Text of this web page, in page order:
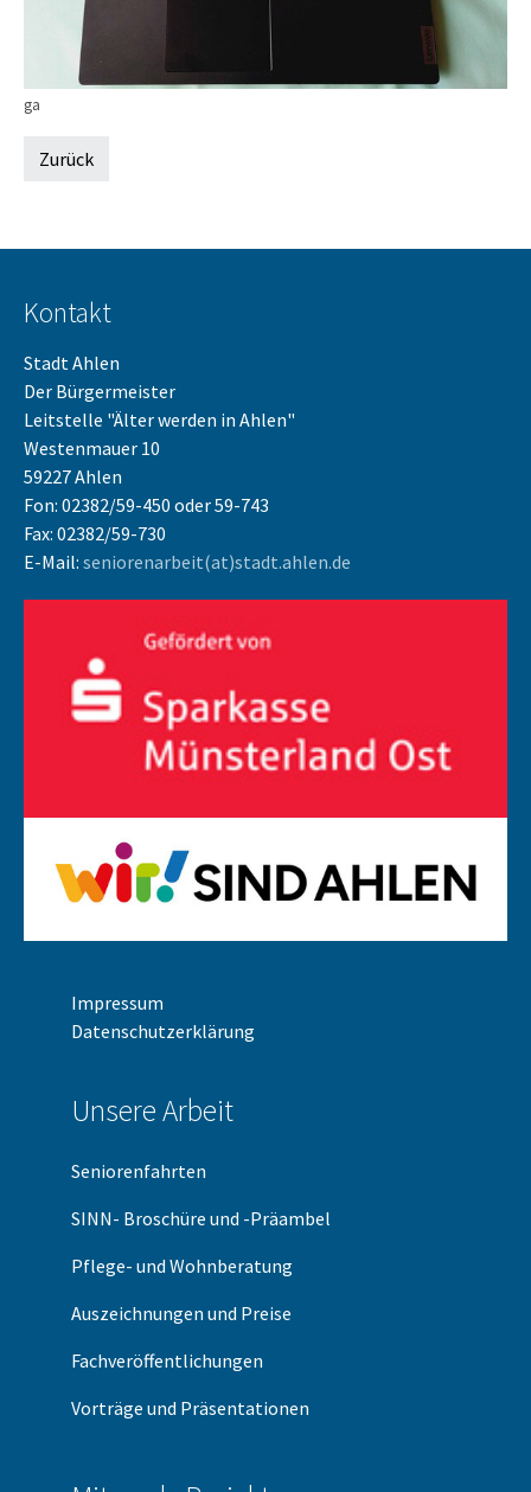
ga
Zurück
Kontakt
Stadt Ahlen
Der Bürgermeister
Leitstelle "Älter werden in Ahlen"
Westenmauer 10
59227 Ahlen
Fon: 02382/59-450 oder 59-743
Fax: 02382/59-730
E-Mail: seniorenarbeit(at)stadt.ahlen.de
Impressum
Datenschutzerklärung
Unsere Arbeit
Seniorenfahrten
SINN- Broschüre und -Präambel
Pflege- und Wohnberatung
Auszeichnungen und Preise
Fachveröffentlichungen
Vorträge und Präsentationen